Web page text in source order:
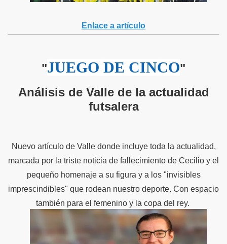
Enlace a artículo
"JUEGO DE CINCO"
Análisis de Valle de la actualidad
futsalera
Nuevo artículo de Valle donde incluye toda la actualidad,
marcada por la triste noticia de fallecimiento de Cecilio y el
pequeño homenaje a su figura y a los "invisibles
imprescindibles" que rodean nuestro deporte. Con espacio
también para el femenino y la copa del rey.